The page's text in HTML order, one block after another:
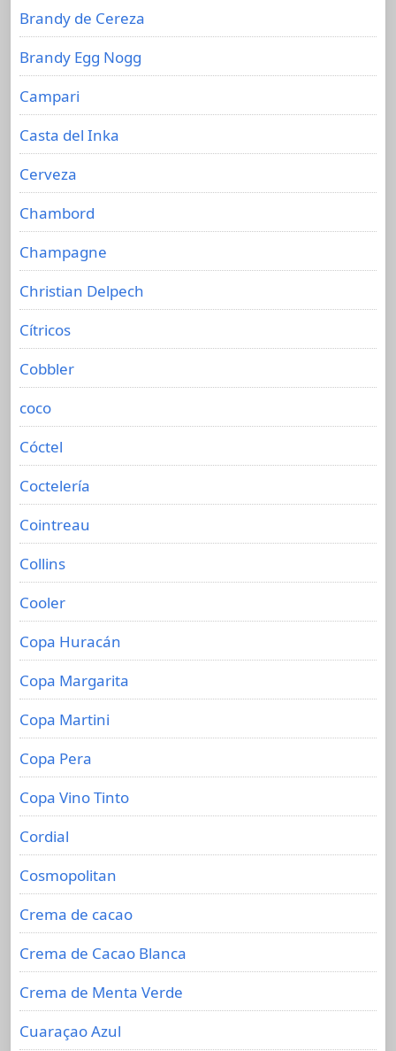
Brandy de Cereza
Brandy Egg Nogg
Campari
Casta del Inka
Cerveza
Chambord
Champagne
Christian Delpech
Cítricos
Cobbler
coco
Cóctel
Coctelería
Cointreau
Collins
Cooler
Copa Huracán
Copa Margarita
Copa Martini
Copa Pera
Copa Vino Tinto
Cordial
Cosmopolitan
Crema de cacao
Crema de Cacao Blanca
Crema de Menta Verde
Cuaraçao Azul